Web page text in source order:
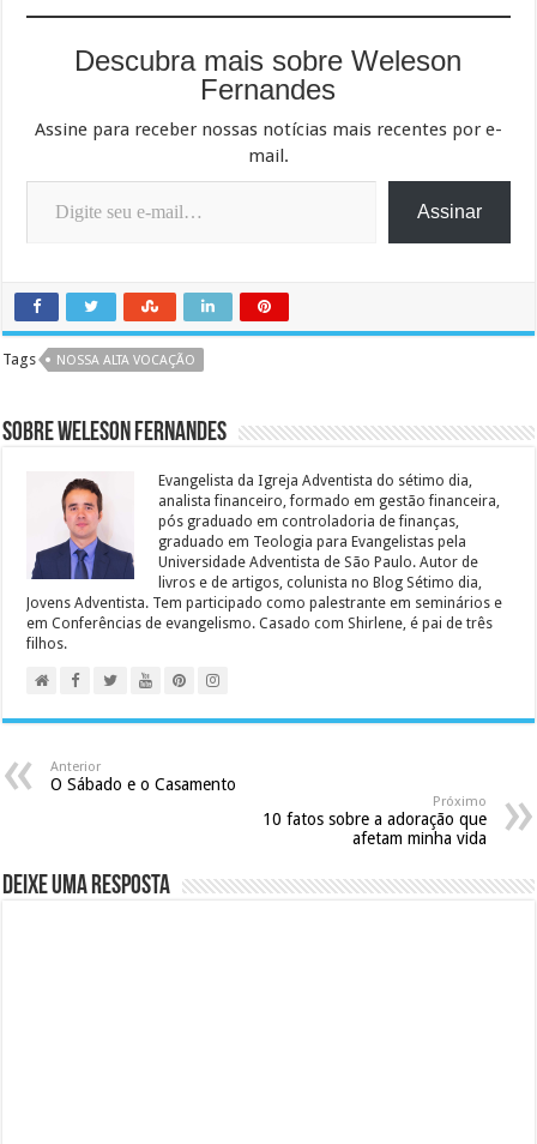
Descubra mais sobre Weleson
Fernandes
Assine para receber nossas notícias mais recentes por e-
mail.
Digite seu e-mail…
Assinar
Tags NOSSA ALTA VOCAÇÃO
Sobre Weleson Fernandes
Evangelista da Igreja Adventista do sétimo dia,
analista financeiro, formado em gestão financeira,
pós graduado em controladoria de finanças,
graduado em Teologia para Evangelistas pela
Universidade Adventista de São Paulo. Autor de
livros e de artigos, colunista no Blog Sétimo dia,
Jovens Adventista. Tem participado como palestrante em seminários e
em Conferências de evangelismo. Casado com Shirlene, é pai de três
filhos.
Anterior
O Sábado e o Casamento
Próximo
10 fatos sobre a adoração que
afetam minha vida
Deixe uma resposta